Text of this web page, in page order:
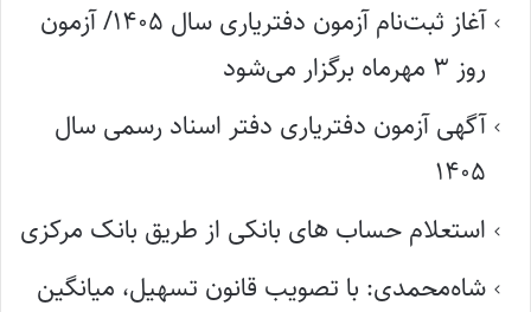
آغاز ثبت‌نام آزمون دفتریاری سال ۱۴۰۵/ آزمون
روز ۳ مهرماه برگزار می‌شود
آگهی آزمون دفتریاری دفتر اسناد رسمی سال
۱۴۰۵
استعلام حساب های بانکی از طریق بانک مرکزی
شاه‌محمدی: با تصویب قانون تسهیل، میانگین